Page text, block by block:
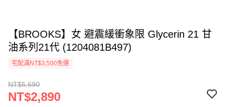
【BROOKS】女 避震緩衝象限 Glycerin 21 甘
油系列21代 (1204081B497)
宅配滿NT$3,500免運
NT$5,690
NT$2,890